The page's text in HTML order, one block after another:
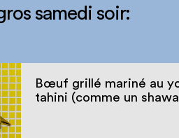
samedi soir:
Bœuf grillé mariné au
tahini (comme un